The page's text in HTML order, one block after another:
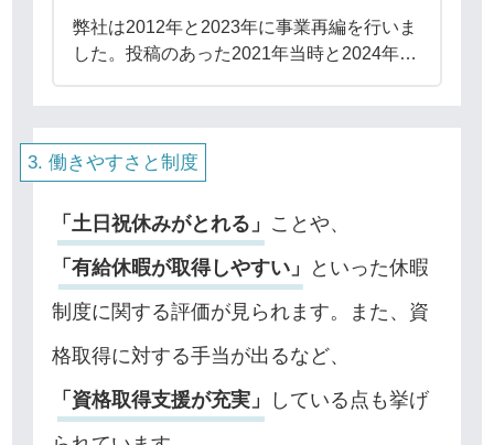
弊社は2012年と2023年に事業再編を行いま
した。投稿のあった2021年当時と2024年現
弊社に限らず事業再編は変化を伴いますの
で、一時的に一体感が損なわれた可
働きやすさと制度
「土日祝休みがとれる」 ことや、
「有給休暇が取得しやすい」
といった休暇
制度に関する評価が見られます。また、資
格取得に対する手当が出るなど、
「資格取得支援が充実」
している点も挙げ